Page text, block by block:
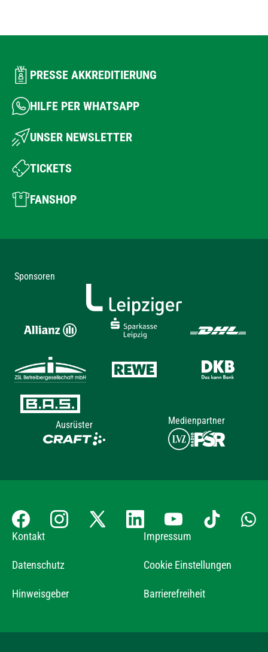
PRESSE AKKREDITIERUNG
HILFE PER WHATSAPP
UNSER NEWSLETTER
TICKETS
FANSHOP
Sponsoren
Ausrüster Medienpartner
Kontakt Impressum
Datenschutz Cookie Einstellungen
Hinweisgeber Barrierefreiheit